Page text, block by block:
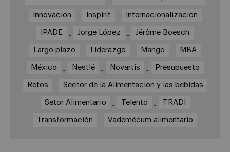
Innovación Inspirit Internacionalización
IPADE Jorge López Jérôme Boesch
Largo plazo Liderazgo Mango MBA
México Nestlé Novartis Presupuesto
Retos Sector de la Alimentación y las bebidas
Setor Alimentario Telento TRADI
Transformación Vademécum alimentario